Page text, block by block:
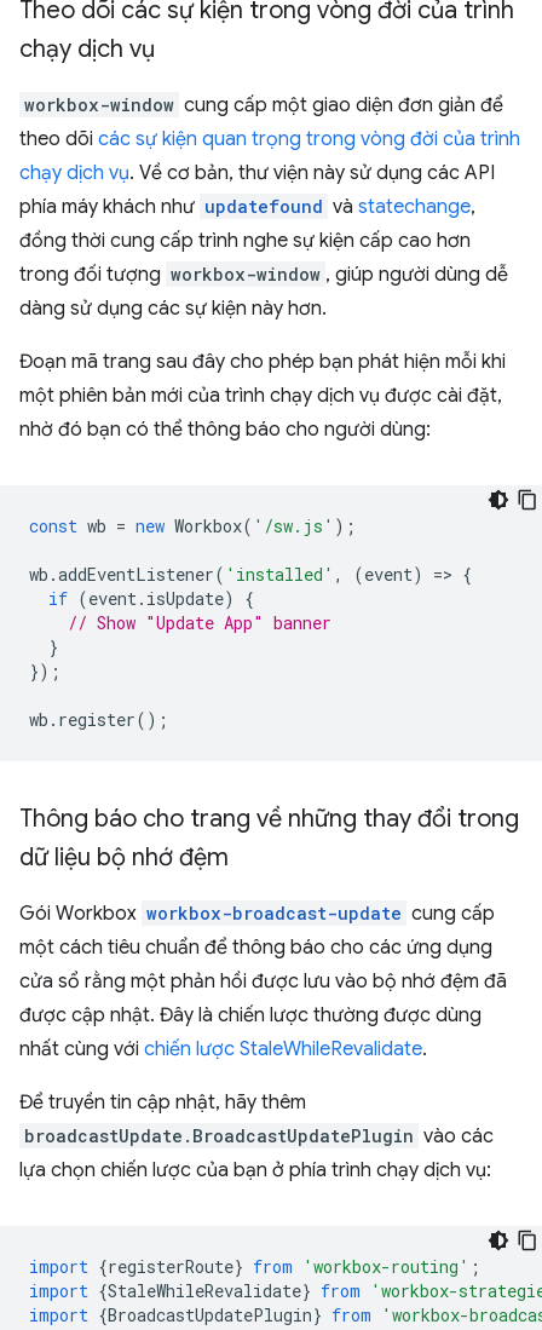
Theo dõi các sự kiện trong vòng đời của trình
chạy dịch vụ
workbox-window cung cấp một giao diện đơn giản để
theo dõi các sự kiện quan trọng trong vòng đời của trình
chạy dịch vụ. Về cơ bản, thư viện này sử dụng các API
phía máy khách như updatefound và statechange,
đồng thời cung cấp trình nghe sự kiện cấp cao hơn
trong đối tượng workbox-window , giúp người dùng dễ
dàng sử dụng các sự kiện này hơn.
Đoạn mã trang sau đây cho phép bạn phát hiện mỗi khi
một phiên bản mới của trình chạy dịch vụ được cài đặt,
nhờ đó bạn có thể thông báo cho người dùng:
const wb = new Workbox( '/sw.js' );
wb .addEventListener( 'installed' , (event) => {
if (event. isUpdate)
{
// Show "Update App" banner
}
});
wb . register();
Thông báo cho trang về những thay đổi trong
dữ liệu bộ nhớ đệm
Gói Workbox workbox-broadcast-update cung cấp
một cách tiêu chuẩn để thông báo cho các ứng dụng
cửa sổ rằng một phản hồi được lưu vào bộ nhớ đệm đã
được cập nhật. Đây là chiến lược thường được dùng
nhất cùng với chiến lược StaleWhileRevalidate.
Để truyền tin cập nhật, hãy thêm
broadcastUpdate.BroadcastUpdatePlugin vào các
lựa chọn chiến lược của bạn ở phía trình chạy dịch vụ:
import {registerRoute} from 'workbox-routing' ;
import {StaleWhileRevalidate} from
'workbox-
import {BroadcastUpdatePlugin} from 'workbox-